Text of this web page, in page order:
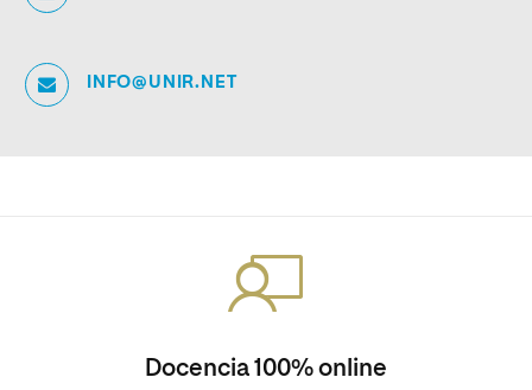
INFO@UNIR.NET
Docencia 100% online